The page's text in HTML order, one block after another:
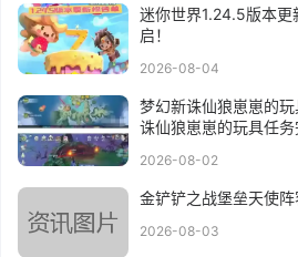
迷你世界1.24.5版本更新报告单 7
启！
2026-08-04
梦幻新诛仙狼崽崽的
诛仙狼崽崽的玩具任
2026-08-02
金铲铲之战堡垒天使
2026-08-03